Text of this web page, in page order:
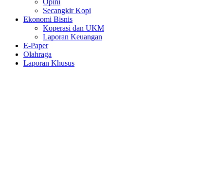
Secangkir Kopi
Ekonomi Bisnis
Koperasi dan UKM
Laporan Keuangan
E-Paper
Olahraga
Laporan Khusus